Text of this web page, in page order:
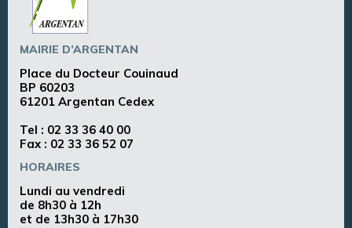
MAIRIE D’ARGENTAN
Place du Docteur Couinaud
BP 60203
61201 Argentan Cedex
Tel : 02 33 36 40 00
Fax : 02 33 36 52 07
HORAIRES
Lundi au vendredi
de 8h30 à 12h
et de 13h30 à 17h30